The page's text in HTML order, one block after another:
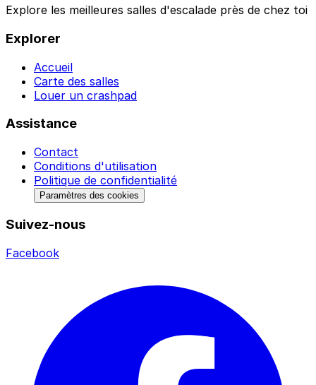
Explore les meilleures salles d'escalade près de chez toi
Explorer
Accueil
Carte des salles
Louer un crashpad
Assistance
Contact
Conditions d'utilisation
Politique de confidentialité
Paramètres des cookies
Suivez-nous
Facebook